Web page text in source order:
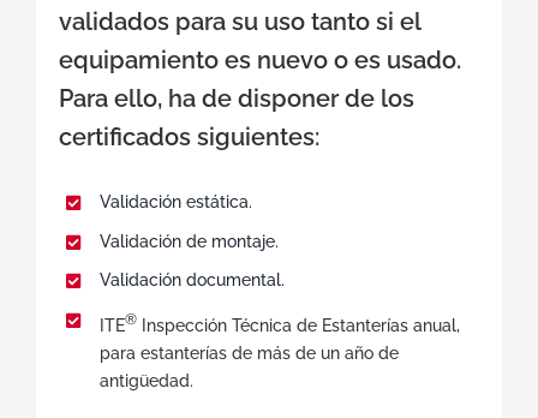
validados para su uso tanto si el
equipamiento es nuevo o es usado.
Para ello, ha de disponer de los
certificados siguientes:
Validación estática.
Validación de montaje.
Validación documental.
ITE®Inspección Técnica de Estanterías anual,
para estanterías de más de un año de
antigüedad.